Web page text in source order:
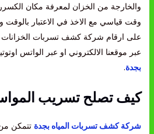
والخارجة من الخزان لمعرفة مكان
وقت قياسي مع الاخذ في الاعتبار بالوقت
عبر موقعنا الالكتروني او عبر الواتس
بجدة.
كيف تصلح تسريب
شركة كشف تسربات المياه بجدة تتمكن